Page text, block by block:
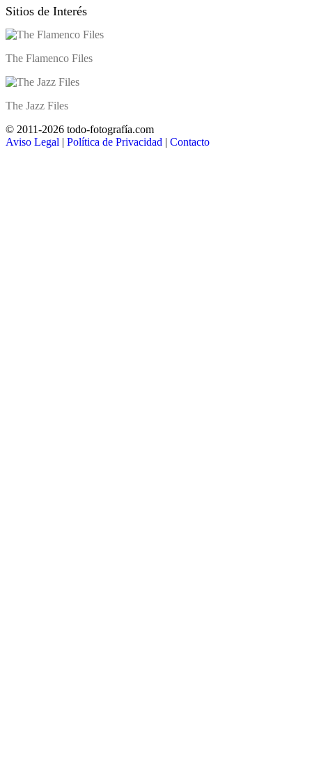
Sitios de Interés
The Flamenco Files
The Jazz Files
© 2011-2026 todo-fotografía.com
Aviso Legal | Política de Privacidad | Contacto